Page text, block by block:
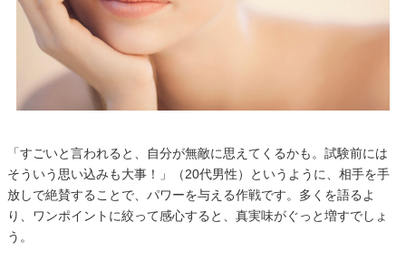
「すごいと言われると、自分が無敵に思えてくるかも。試験前には
そういう思い込みも大事！」（20代男性）というように、相手を手
放しで絶賛することで、パワーを与える作戦です。多くを語るよ
り、ワンポイントに絞って感心すると、真実味がぐっと増すでしょ
う。